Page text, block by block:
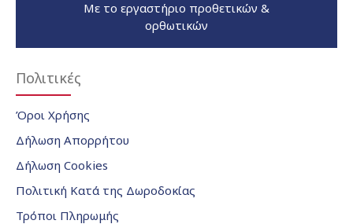
Με το εργαστήριο προθετικών &
ορθωτικών
Πολιτικές
Όροι Χρήσης
Δήλωση Απορρήτου
Δήλωση Cookies
Πολιτική Κατά της Δωροδοκίας
Τρόποι Πληρωμής